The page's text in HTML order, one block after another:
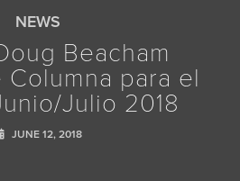
NEWS
Beacham
Columna para el
Julio 2018
JUNE 12, 2018